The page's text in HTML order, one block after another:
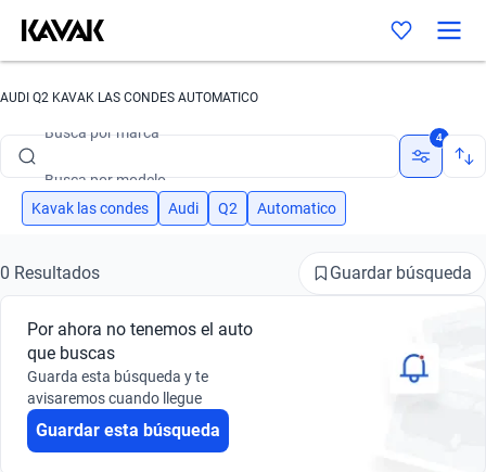
AUDI Q2 KAVAK LAS CONDES AUTOMATICO
Busca por versión
Busca por marca
Busca por modelo
Busca por versión
4
Kavak las condes Audi Q2 Automatico
0 Resultados Guardar búsqueda
Por ahora no tenemos el auto
que buscas
Guarda esta búsqueda y te
avisaremos cuando llegue
Guardar esta búsqueda